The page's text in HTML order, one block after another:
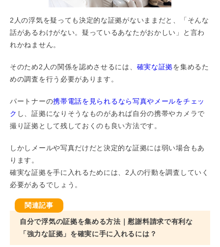
2人の浮気を疑っても決定的な証拠がないままだと、「そんな
話があるわけがない。疑っているあなたがおかしい」と言わ
れかねません。
そのため2人の関係を認めさせるには、 確実な証拠を集めるた
めの調査を行う必要があります。
パートナーの携帯電話を見られるなら写真やメールをチェッ
ク し、証拠になりそうなものがあれば自分の携帯やカメラで
撮り証拠として残しておくのも良い方法です。
しかしメールや写真だけだと決定的な証拠には弱い場合もあ
ります。
確実な証拠を手に入れるためには、2人の行動を調査していく
必要があるでしょう。
自分で浮気の証拠を集める方法｜慰謝料請求で有利な
「強力な証拠」を確実に手に入れるには？